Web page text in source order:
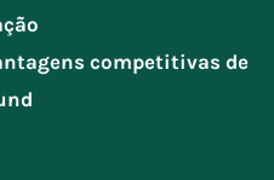
competitivas de